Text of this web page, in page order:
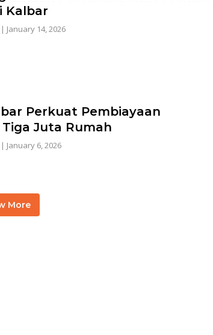
Kalbar
| January 14, 2026
Perkuat Pembiayaan
Juta Rumah
| January 6, 2026
More